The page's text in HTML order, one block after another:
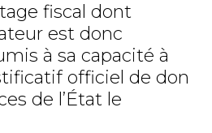
fiscal dont
est donc
à sa capacité à
officiel de don
de l’État le